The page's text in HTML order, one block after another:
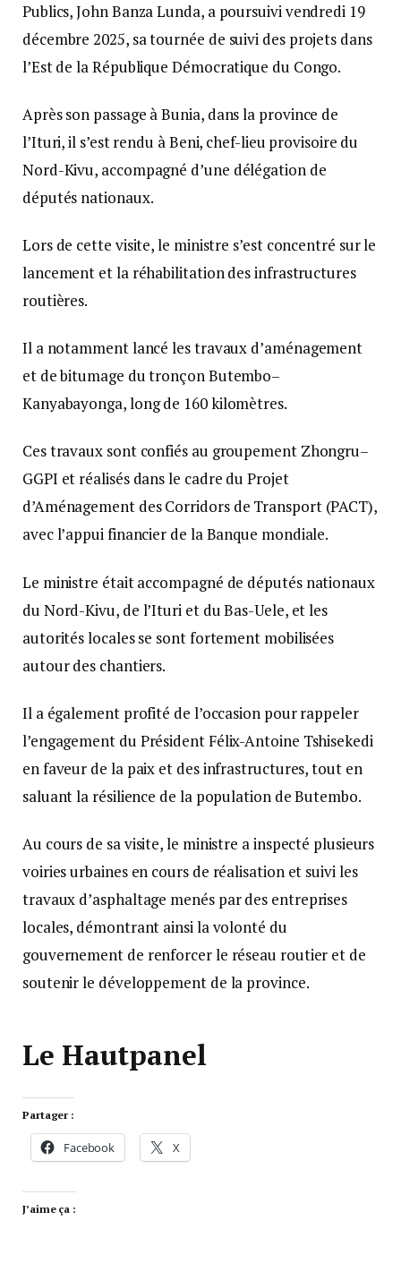
Publics, John Banza Lunda, a poursuivi vendredi 19
décembre 2025, sa tournée de suivi des projets dans
l’Est de la République Démocratique du Congo.
Après son passage à Bunia, dans la province de
l’Ituri, il s’est rendu à Beni, chef-lieu provisoire du
Nord-Kivu, accompagné d’une délégation de
députés nationaux.
Lors de cette visite, le ministre s’est concentré sur le
lancement et la réhabilitation des infrastructures
routières.
Il a notamment lancé les travaux d’aménagement
et de bitumage du tronçon Butembo–
Kanyabayonga, long de 160 kilomètres.
Ces travaux sont confiés au groupement Zhongru–
GGPI et réalisés dans le cadre du Projet
d’Aménagement des Corridors de Transport (PACT),
avec l’appui financier de la Banque mondiale.
Le ministre était accompagné de députés nationaux
du Nord-Kivu, de l’Ituri et du Bas-Uele, et les
autorités locales se sont fortement mobilisées
autour des chantiers.
Il a également profité de l’occasion pour rappeler
l’engagement du Président Félix-Antoine Tshisekedi
en faveur de la paix et des infrastructures, tout en
saluant la résilience de la population de Butembo.
Au cours de sa visite, le ministre a inspecté plusieurs
voiries urbaines en cours de réalisation et suivi les
travaux d’asphaltage menés par des entreprises
locales, démontrant ainsi la volonté du
gouvernement de renforcer le réseau routier et de
soutenir le développement de la province.
Le Hautpanel
Partager :
Facebook X
J’aime ça :